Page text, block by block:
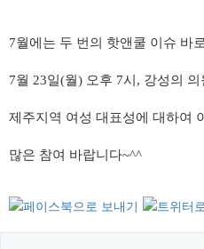
7월에는 두 번의 핫앤쿨 이슈 바
7월 23일(월) 오후 7시, 강성의
제주지역 여성 대표성에 대하여
많은 참여 바랍니다~^^